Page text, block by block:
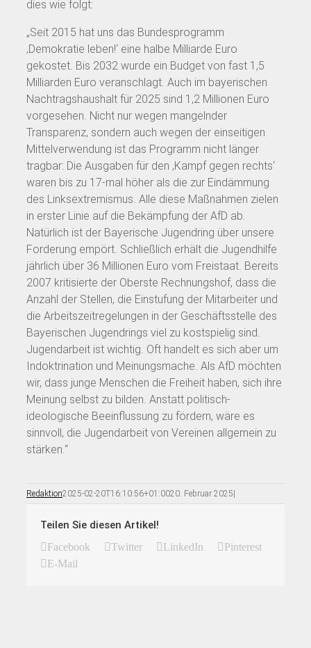
dies wie folgt:
„Seit 2015 hat uns das Bundesprogramm
‚Demokratie leben!‘ eine halbe Milliarde Euro
gekostet. Bis 2032 wurde ein Budget von fast 1,5
Milliarden Euro veranschlagt. Auch im bayerischen
Nachtragshaushalt für 2025 sind 1,2 Millionen Euro
vorgesehen. Nicht nur wegen mangelnder
Transparenz, sondern auch wegen der einseitigen
Mittelverwendung ist das Programm nicht länger
tragbar: Die Ausgaben für den ‚Kampf gegen rechts‘
waren bis zu 17-mal höher als die zur Eindämmung
des Linksextremismus. Alle diese Maßnahmen zielen
in erster Linie auf die Bekämpfung der AfD ab.
Natürlich ist der Bayerische Jugendring über unsere
Forderung empört. Schließlich erhält die Jugendhilfe
jährlich über 36 Millionen Euro vom Freistaat. Bereits
2007 kritisierte der Oberste Rechnungshof, dass die
Anzahl der Stellen, die Einstufung der Mitarbeiter und
die Arbeitszeitregelungen in der Geschäftsstelle des
Bayerischen Jugendrings viel zu kostspielig sind.
Jugendarbeit ist wichtig. Oft handelt es sich aber um
Indoktrination und Meinungsmache. Als AfD möchten
wir, dass junge Menschen die Freiheit haben, sich ihre
Meinung selbst zu bilden. Anstatt politisch-
ideologische Beeinflussung zu fördern, wäre es
sinnvoll, die Jugendarbeit von Vereinen allgemein zu
stärken.“
Redaktion2025-02-20T16:10:56+01:0020. Februar 2025|
Teilen Sie diesen Artikel!
Facebook Twitter LinkedIn
Pinterest
E-Mail